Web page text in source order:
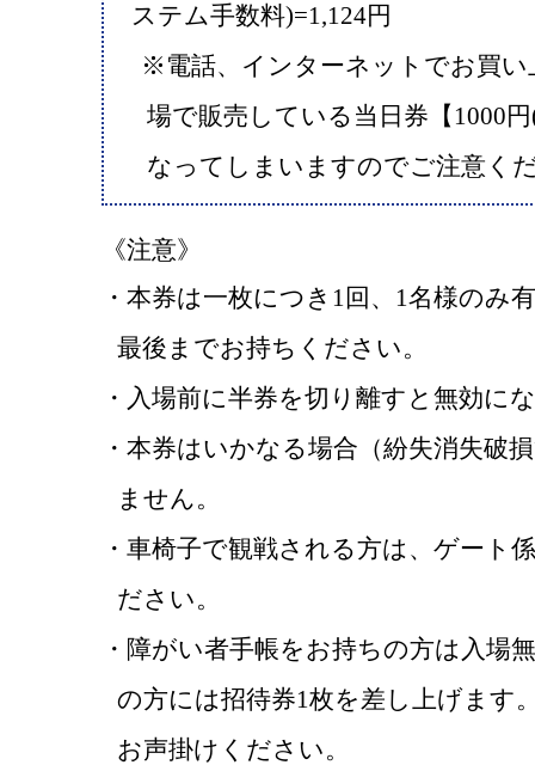
ステム手数料)=1,124円
※電話、インターネットでお買い
場で販売している当日券【1000
なってしまいますのでご注意く
《注意》
・本券は一枚につき1回、1名様のみ
最後までお持ちください。
・入場前に半券を切り離すと無効に
・本券はいかなる場合（紛失消失破
ません。
・車椅子で観戦される方は、ゲート
ださい。
・障がい者手帳をお持ちの方は入場
の方には招待券1枚を差し上げます
お声掛けください。